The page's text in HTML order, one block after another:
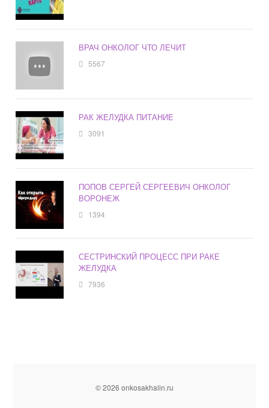
ВРАЧ ОНКОЛОГ ЧТО ЛЕЧИТ
5567
РАК ЖЕЛУДКА ПИТАНИЕ
3091
ПОПОВ СЕРГЕЙ СЕРГЕЕВИЧ ОНКОЛОГ
ВОРОНЕЖ
1394
СЕСТРИНСКИЙ ПРОЦЕСС ПРИ РАКЕ
ЖЕЛУДКА
7936
© 2026 onkosakhalin.ru